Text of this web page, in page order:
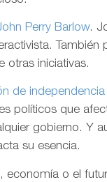
Perry Barlow.
También
otras iniciativas.
de
políticos que
gobierno. Y
su esencia.
economía o el